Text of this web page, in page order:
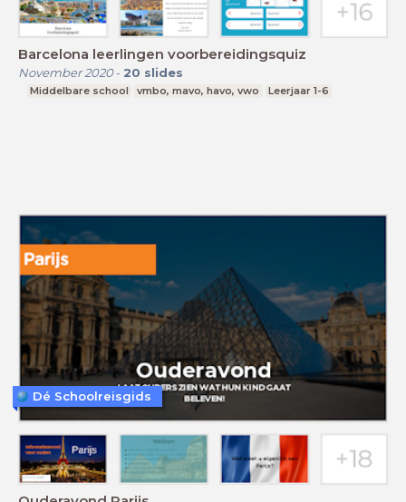
Barcelona leerlingen voorbereidingsquiz
November 2020- 20 slides
Middelbare school vmbo, mavo, havo, vwo Leerjaar 1-6
Dé Schoolreisgids